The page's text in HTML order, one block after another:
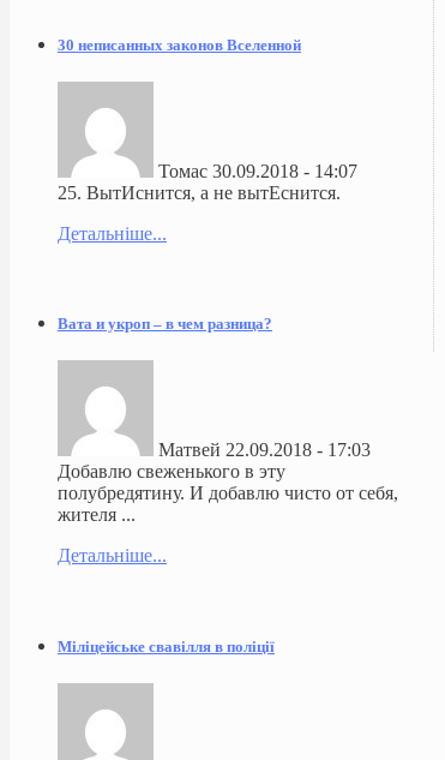
30 неписанных законов Вселенной
Томас 30.09.2018 - 14:07
25. ВытИснится, а не вытЕснится.
Детальніше...
Вата и укроп – в чем разница?
Матвей 22.09.2018 - 17:03
Добавлю свеженького в эту
полубредятину. И добавлю чисто от себя,
жителя ...
Детальніше...
Міліцейське свавілля в поліції